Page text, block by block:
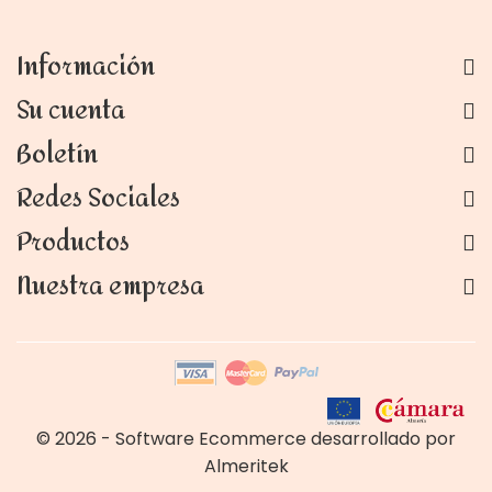
Información
Su cuenta
Boletín
Redes Sociales
Productos
Nuestra empresa
© 2026 - Software Ecommerce desarrollado por
Almeritek